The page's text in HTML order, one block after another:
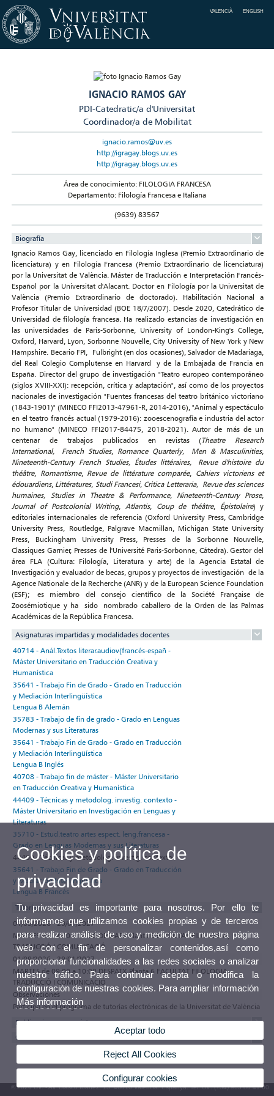
VALENCIÀ ENGLISH
IGNACIO RAMOS GAY
PDI-Catedratic/a d'Universitat
Coordinador/a de Mobilitat
ignacio.ramos@uv.es
http://igragay.blogs.uv.es
http://igragay.blogs.uv.es
Área de conocimiento: FILOLOGIA FRANCESA
Departamento: Filología Francesa e Italiana
(9639) 83567
Biografía
Ignacio Ramos Gay, licenciado en Filología Inglesa (Premio Extraordinario de
licenciatura) y en Filología Francesa (Premio Extraordinario de licenciatura)
por la Universitat de València. Máster de Traducción e Interpretación Francés-
Español por la Universitat d'Alacant. Doctor en Filología por la Universitat de
València (Premio Extraordinario de doctorado). Habilitación Nacional a
Profesor Titular de Universidad (BOE 18/7/2007). Desde 2020, Catedrático de
Universidad de filología francesa. Ha realizado estancias de investigación en
las universidades de Paris-Sorbonne, University of London-King's College,
Oxford, Harvard, Lyon, Sorbonne Nouvelle, City University of New York y New
Hampshire. Becario FPI, Fulbright (en dos ocasiones), Salvador de Madariaga,
del Real Colegio Complutense en Harvard y de la Embajada de Francia en
España. Director del grupo de investigación "Teatro europeo contemporáneo
(siglos XVIII-XXI): recepción, crítica y adaptación", así como de los proyectos
nacionales de investigación "Fuentes francesas del teatro británico victoriano
(1843-1901)" (MINECO FFI2013‐47961-R, 2014-2016), "Animal y espectáculo
en el teatro francés actual (1979-2016): zooescenografía e industria del actor
no humano" (MINECO FFI2017-84475, 2018-2021). Autor de más de un
centenar de trabajos publicados en revistas (Theatre Research
International, French Studies, Romance Quarterly, Men & Masculinities,
Nineteenth-Century French Studies, Études littéraires, Revue d'histoire du
théâtre, Romantisme, Revue de littérature comparée, Cahiers victoriens et
édouardiens, Littératures, Studi Francesi, Critica Letteraria, Revue des sciences
humaines,
Studies in Theatre & Performance, Nineteenth-Century Prose,
Journal of Postcolonial Writing, Atlantis, Coup de théâtre, Épistolaire) y
editoriales internacionales de referencia (Oxford University Press, Cambridge
University Press, Routledge, Palgrave Macmillan, Michigan State University
Press, Buckingham University Press, Presses de la Sorbonne Nouvelle,
Classiques Garnier, Presses de l'Université Paris-Sorbonne, Cátedra). Gestor del
área FLA (Cultura: Filología, Literatura y arte) de la Agencia Estatal de
Investigación y evaluador de becas, grupos y proyectos de investigación de la
Agence Nationale de la Recherche (ANR) y de la European Science Foundation
(ESF); es miembro del consejo científico de la Société Française de
Zoosémiotique y ha sido nombrado caballero de la Orden de las Palmas
Académicas de la República Francesa.
Asignaturas impartidas y modalidades docentes
40714 - Anál.Textos literar.audiov(francés-españ -
Máster Universitario en Traducción Creativa y
Humanística
35641 - Trabajo Fin de Grado - Grado en Traducción
y Mediación Interlingüística
Lengua B Alemán
35783 - Trabajo de fin de grado - Grado en Lenguas
Modernas y sus Literaturas
35641 - Trabajo Fin de Grado - Grado en Traducción
y Mediación Interlingüística
Lengua B Inglés
40708 - Trabajo fin de máster - Máster Universitario
en Traducción Creativa y Humanística
44409 - Técnicas y metodolog. investig. contexto -
Máster Universitario en Investigación en Lenguas y
Literaturas
35710 - Estud.teatro artes espect. leng.francesa -
Grado en Lenguas Modernas y sus Literaturas
44409 - Técnicas y metodolog. investig. contexto
35641 - Trabajo Fin de Grado - Grado en Traducción
y Mediación Interlingüística
Lengua B Francés
Tutorías
01/09/2026 - 29/01/2027
MARTES de 12:00 a 14:00 DESPATX Planta 6 FACULTAT FILOLOGIA,
TRADUCCIÓ I COMUNICACIÓ
01/09/2026 - 29/01/2027
MARTES de 09:00 a 10:00 DESPATX Planta 6 FACULTAT FILOLOGIA,
TRADUCCIÓ I COMUNICACIÓ
Observaciones
Participa en el programa de tutorías electrónicas de la Universitat de València
Publicaciones en revistas
Otras Publicaciones
© 2026 UV. - Av. Blasco Ibáñez, 13. 46010 València. Espanya. Tel. UV: (+34) 963 86 41 00
Cookies y política de
privacidad
Tu privacidad es importante para nosotros. Por ello te
informamos que utilizamos cookies propias y de terceros
para realizar análisis de uso y medición de nuestra página
web con el fin de personalizar contenidos,así como
proporcionar funcionalidades a las redes sociales o analizar
nuestro tráfico. Para continuar acepta o modifica la
configuración de nuestras cookies. Para ampliar información
Más información
Aceptar todo
Reject All Cookies
Configurar cookies